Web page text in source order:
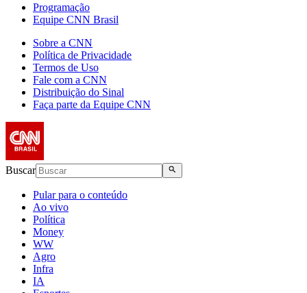
Programação
Equipe CNN Brasil
Sobre a CNN
Política de Privacidade
Termos de Uso
Fale com a CNN
Distribuição do Sinal
Faça parte da Equipe CNN
Buscar
Pular para o conteúdo
Ao vivo
Política
Money
WW
Agro
Infra
IA